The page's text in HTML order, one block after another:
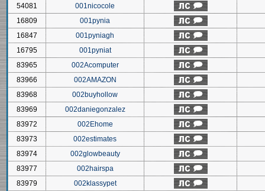
54081
001nicocole
16809
001pynia
16847
001pyniagh
16795
001pyniat
83965
002Acomputer
83966
002AMAZON
83968
002buyhollow
83969
002daniegonzalez
83972
002Ehome
83973
002estimates
83974
002glowbeauty
83977
002hairspa
83979
002klassypet